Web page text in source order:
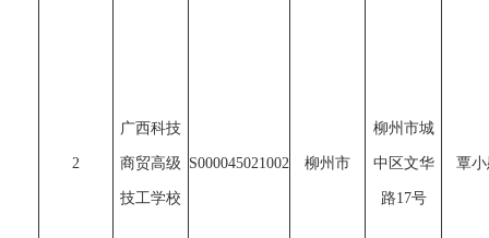
2
广西科技
商贸高级
技工学校
S000045021002 柳州市
柳州市城
中区文华
路17号
覃